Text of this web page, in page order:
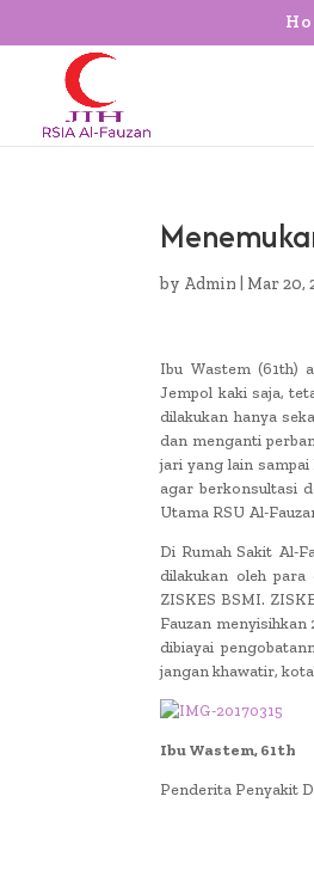
by Admin Mar 20,
Ibu Wastem (61th)
Jempol kaki saja,
dilakukan hanya
dan menganti
jari yang lain
agar berkonsultasi
Utama RSU Al-
Di Rumah Sakit Al-
dilakukan oleh
ZISKES BSMI.
Fauzan menyisihkan
dibiayai
jangan khawatir,
Ibu Wastem, 61th
Penderita Penyakit